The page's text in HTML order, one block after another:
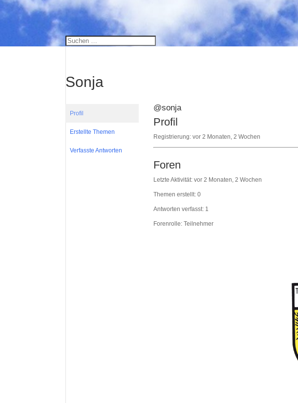
Sonja
Profil
Erstellte Themen
Verfasste Antworten
@sonja
Profil
Registrierung: vor 2 Monaten, 2 Wochen
Foren
Letzte Aktivität: vor 2 Monaten, 2 Wochen
Themen erstellt: 0
Antworten verfasst: 1
Forenrolle: Teilnehmer